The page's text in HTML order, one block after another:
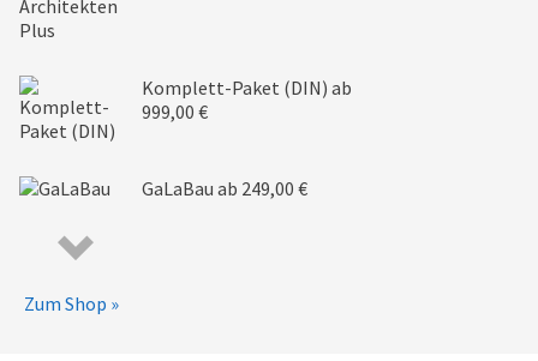
Komplett-Paket (DIN) ab
999,00 €
GaLaBau ab 249,00 €
Zum Shop »